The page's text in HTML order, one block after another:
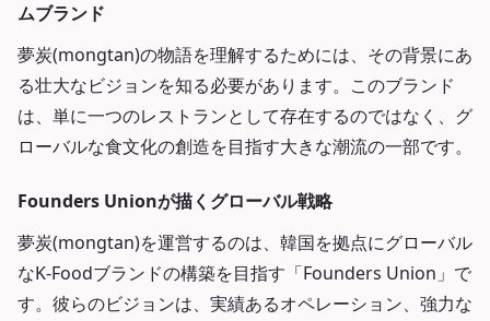
ムブランド
夢炭(mongtan)の物語を理解するためには、その背景にあ
る壮大なビジョンを知る必要があります。このブランド
は、単に一つのレストランとして存在するのではなく、グ
ローバルな食文化の創造を目指す大きな潮流の一部です。
Founders Unionが描くグローバル戦略
夢炭(mongtan)を運営するのは、韓国を拠点にグローバル
なK-Foodブランドの構築を目指す「Founders Union」で
す。彼らのビジョンは、実績あるオペレーション、強力な